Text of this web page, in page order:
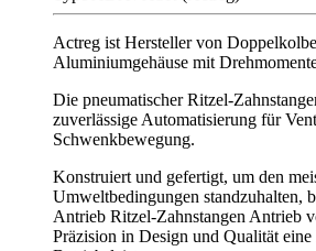
Actreg ist Hersteller von
Aluminiumgehäuse mit
Die pneumatischer Ritzel-
zuverlässige Automatisierung für
Schwenkbewegung.
Konstruiert und gefertigt, um den
Umweltbedingungen standzuhalten,
Antrieb Ritzel-Zahnstangen Antrieb
Präzision in Design und Qualität eine